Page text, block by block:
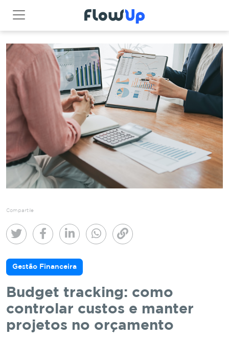
Compartile
Gestão Financeira
Budget tracking: como
controlar custos e manter
projetos no orçamento